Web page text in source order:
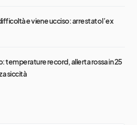
e viene ucciso: arrestato l’ex
temperature record, allerta rossa in 25
siccità